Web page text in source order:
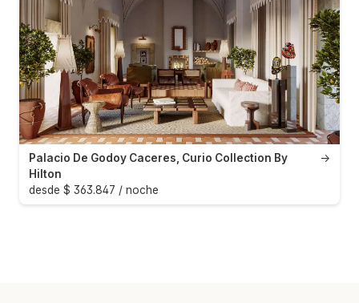
→
Palacio De Godoy Caceres, Curio Collection By
Hilton
desde $ 363.847 / noche